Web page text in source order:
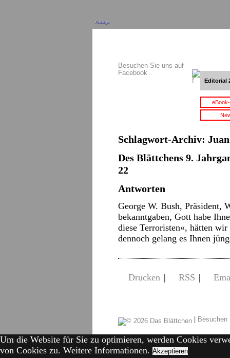
Anzeige
Besuchen Sie uns auf
Facebook
Editorial
Schlagwort-Archiv:
Des Blättchens 9.
22
Antworten
George W. Bush, Präsident,
bekanntgaben, Gott habe
diese Terroristen«, hätten
dennoch gelang es Ihnen
Drucken | RSS |
|
Um die Website für Sie zu optimieren, werden Cookies
von Cookies zu. Weitere Informationen. Akzeptieren